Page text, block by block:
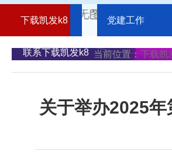
下载凯发k8 党建工作
联系下载凯发k8 当前位置： 下载凯
关于举办2025